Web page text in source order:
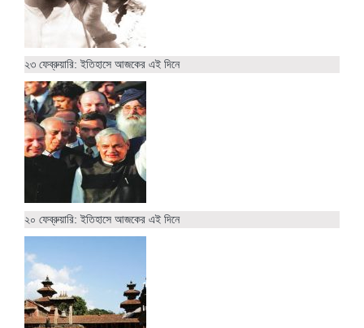
২৩ ফেব্রুয়ারি: ইতিহাসে আজকের এই দিনে
২০ ফেব্রুয়ারি: ইতিহাসে আজকের এই দিনে